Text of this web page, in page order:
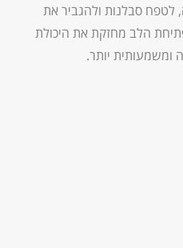
סבלנות ולהגביר את
הלב מחזקת את היכולת
יותר.